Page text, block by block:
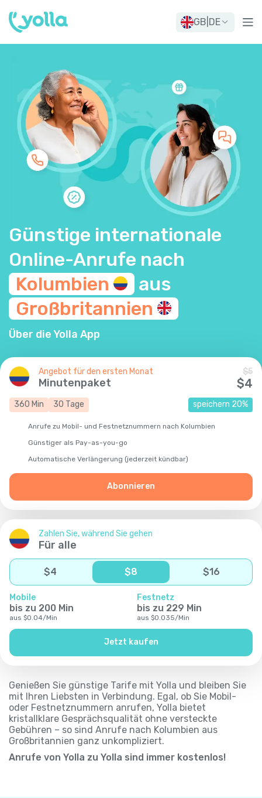
GB DE
Günstige internationale
Online-Anrufe nach
Kolumbien
aus
Großbritannien
Über die Yolla App
Angebot für den ersten Monat
Minutenpaket
$5
$4
360 Min 30 Tage speichern 20%
Anrufe zu Mobil- und Festnetznummern nach Kolumbien
Günstiger als Pay-as-you-go
Automatische Verlängerung (jederzeit kündbar)
Abonnieren
Zahlen Sie, während Sie gehen
Für alle
$4 $8 $16
Mobile
bis zu 200 Min
aus $0.04/Min
Festnetz
bis zu 229 Min
aus $0.035/Min
Jetzt kaufen
Genießen Sie günstige Tarife mit Yolla und bleiben Sie
mit Ihren Liebsten in Verbindung. Egal, ob Sie Mobil-
oder Festnetznummern anrufen, Yolla bietet
kristallklare Gesprächsqualität ohne versteckte
Gebühren – so sind Anrufe nach Kolumbien aus
Großbritannien ganz unkompliziert.
Anrufe von Yolla zu Yolla sind immer kostenlos!